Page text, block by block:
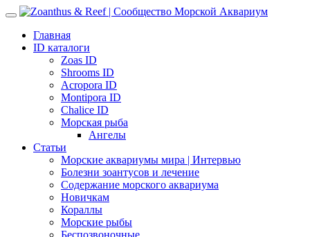
Главная
ID каталоги
Zoas ID
Shrooms ID
Acropora ID
Montipora ID
Chalice ID
Морская рыба
Ангелы
Статьи
Морские аквариумы мира | Интервью
Болезни зоантусов и лечение
Содержание морского аквариума
Новичкам
Кораллы
Морские рыбы
Беспозвоночные